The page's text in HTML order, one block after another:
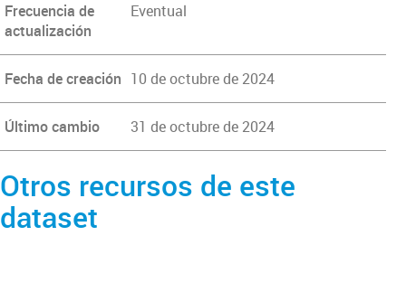
Frecuencia de
actualización
Eventual
Fecha de creación 10 de octubre de 2024
Último cambio 31 de octubre de 2024
Otros recursos de este
dataset